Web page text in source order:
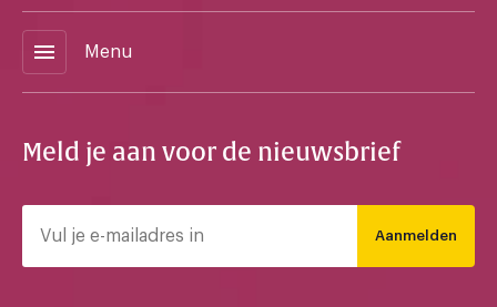
menu Menu
Meld je aan voor de nieuwsbrief
Aanmelden